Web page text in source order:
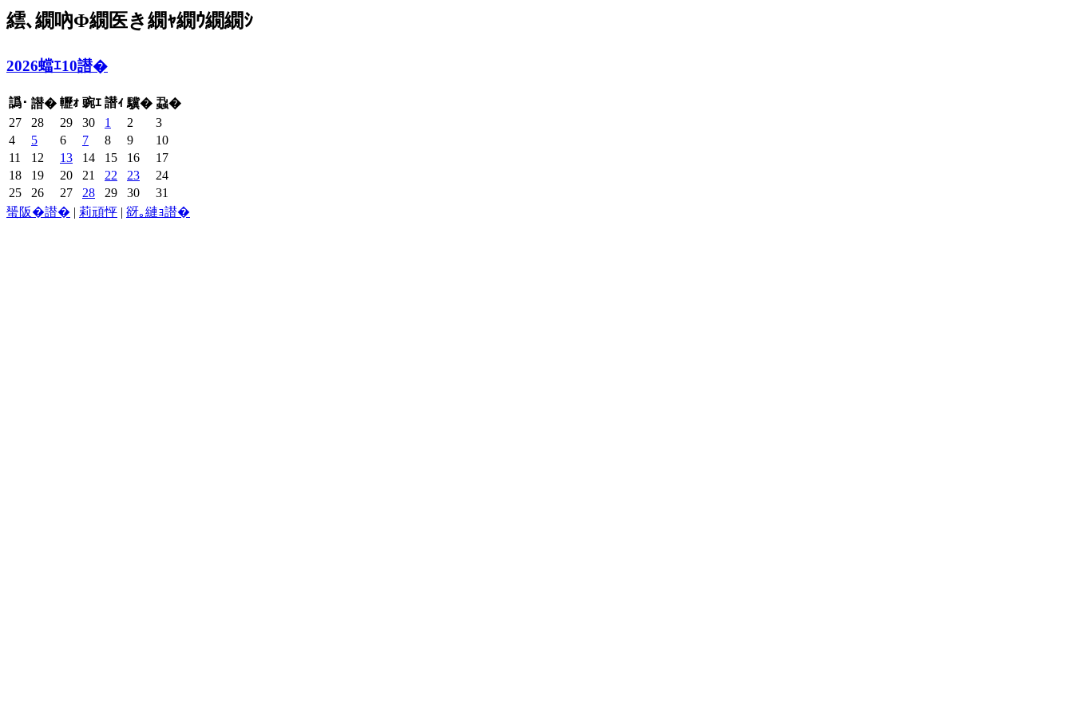
繧､繝吶Φ繝医き繝ｬ繝ｳ繝繝ｼ
2026蟷ｴ10譛�
譌･ 譛� 轣ｫ 豌ｴ 譛ｨ 驥� 蝨�
27
28 29 30 1 2
3
4
5 6 7 8 9
10
11
12 13 14 15 16
17
18
19 20 21 22 23
24
25
26 27 28 29 30
31
蜑阪�譛� | 莉頑怦 | 谺｡縺ｮ譛�